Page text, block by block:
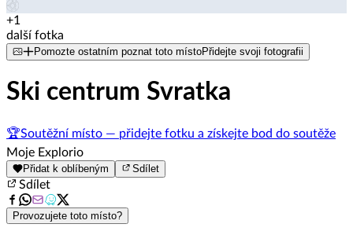
+1
další fotka
Pomozte ostatním poznat toto místoPřidejte svoji fotografii
Ski centrum Svratka
🏆Soutěžní místo — přidejte fotku a získejte bod do soutěže
Moje Explorio
Přidat k oblíbeným Sdílet
Sdílet
Provozujete toto místo?